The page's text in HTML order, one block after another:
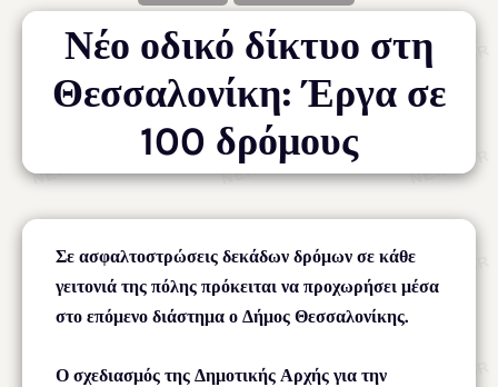
Νέο οδικό δίκτυο στη
Θεσσαλονίκη: Έργα σε
100 δρόμους
Σε ασφαλτοστρώσεις δεκάδων δρόμων σε κάθε
γειτονιά της πόλης πρόκειται να προχωρήσει μέσα
στο επόμενο διάστημα ο Δήμος Θεσσαλονίκης.
Ο σχεδιασμός της Δημοτικής Αρχής για την